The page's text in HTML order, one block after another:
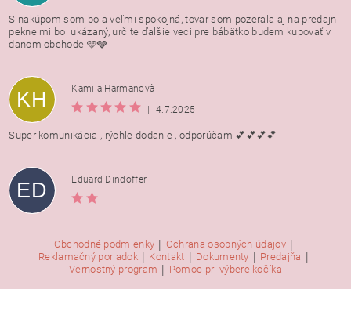
S nakúpom som bola veľmi spokojná, tovar som pozerala aj na predajni
pekne mi bol ukázaný, určite ďalšie veci pre bábätko budem kupovať v
danom obchode 🩵🩶
KH
Kamila Harmanovà
|
4.7.2025
Super komunikácia , rýchle dodanie , odporúčam 💕💕💕💕
ED Eduard Dindoffer
Obchodné podmienky | Ochrana osobných údajov |
Reklamačný poriadok | Kontakt | Dokumenty | Predajňa |
Vernostný program | Pomoc pri výbere kočíka